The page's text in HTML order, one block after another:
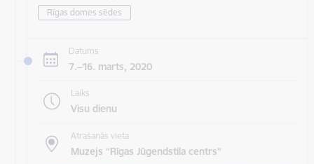
Rīgas domes sēdes
Datums
7.–16. marts, 2020
Laiks
Visu dienu
Atrašanās vieta
Muzejs “Rīgas Jūgendstila centrs”